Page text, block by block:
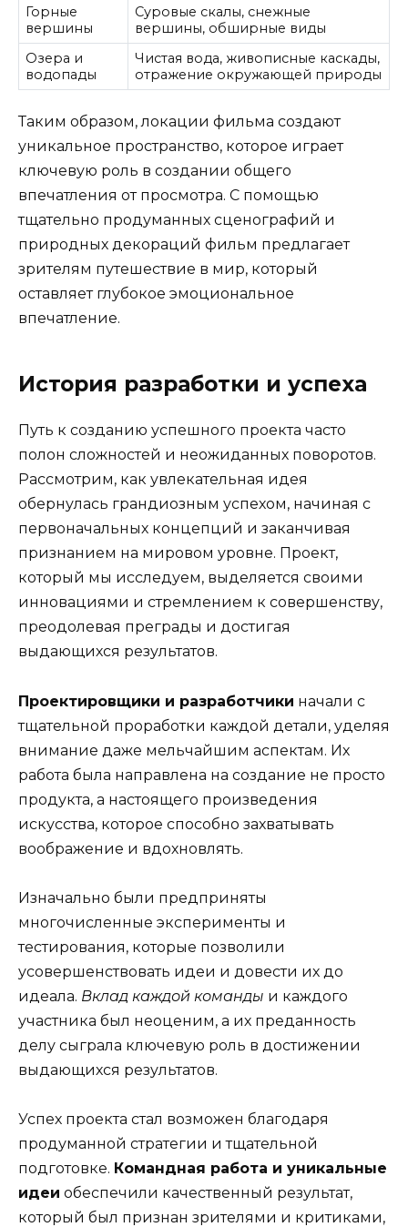
Горные
вершины
Суровые скалы, снежные
вершины, обширные виды
Озера и
водопады
Чистая вода, живописные каскады,
отражение окружающей природы
Таким образом, локации фильма создают
уникальное пространство, которое играет
ключевую роль в создании общего
впечатления от просмотра. С помощью
тщательно продуманных сценографий и
природных декораций фильм предлагает
зрителям путешествие в мир, который
оставляет глубокое эмоциональное
впечатление.
История разработки и успеха
Путь к созданию успешного проекта часто
полон сложностей и неожиданных поворотов.
Рассмотрим, как увлекательная идея
обернулась грандиозным успехом, начиная с
первоначальных концепций и заканчивая
признанием на мировом уровне. Проект,
который мы исследуем, выделяется своими
инновациями и стремлением к совершенству,
преодолевая преграды и достигая
выдающихся результатов.
Проектировщики и разработчики начали с
тщательной проработки каждой детали, уделяя
внимание даже мельчайшим аспектам. Их
работа была направлена на создание не просто
продукта, а настоящего произведения
искусства, которое способно захватывать
воображение и вдохновлять.
Изначально были предприняты
многочисленные эксперименты и
тестирования, которые позволили
усовершенствовать идеи и довести их до
идеала. Вклад каждой команды и каждого
участника был неоценим, а их преданность
делу сыграла ключевую роль в достижении
выдающихся результатов.
Успех проекта стал возможен благодаря
продуманной стратегии и тщательной
подготовке. Командная работа и уникальные
идеи обеспечили качественный результат,
который был признан зрителями и критиками,